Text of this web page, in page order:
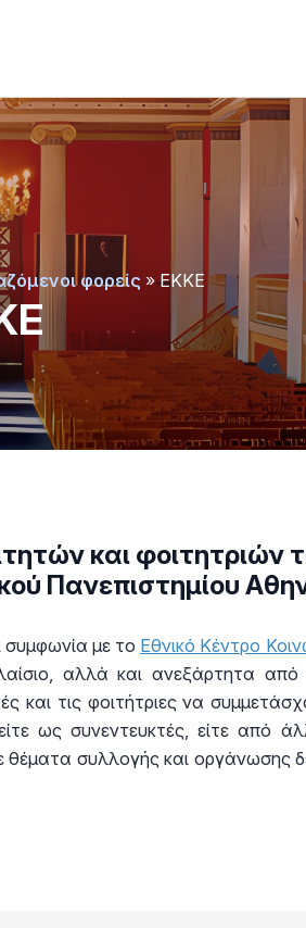
φορείς» ΕΚΚΕ
και φοιτητριών
Πανεπιστημίου
συμφωνία με το Εθνικό Κέντρο
αλλά και ανεξάρτητα από
και τις φοιτήτριες να
ως συνεντευκτές, είτε από
θέματα συλλογής και οργάνωσης